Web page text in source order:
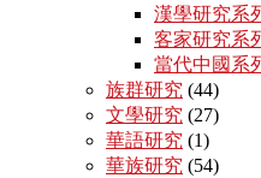
漢學研究系
客家研究系
當代中國系
族群研究 (44)
文學研究 (27)
華語研究 (1)
華族研究 (54)